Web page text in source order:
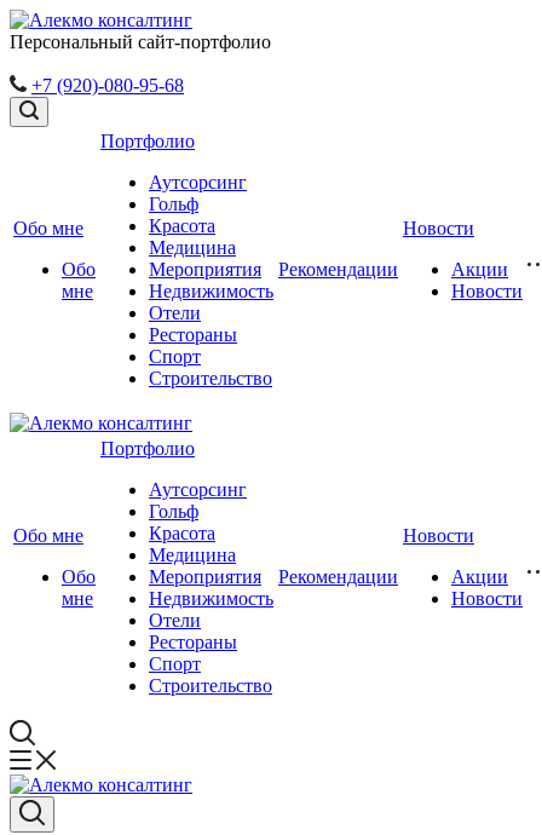
Персональный сайт-портфолио
+7 (920)-080-95-68
Обо мне
Обо
мне
Портфолио
Аутсорсинг
Гольф
Красота
Медицина
Мероприятия
Недвижимость
Отели
Рестораны
Спорт
Строительство
Рекомендации
Новости
Акции
Новости
Обо мне
Обо
мне
Портфолио
Аутсорсинг
Гольф
Красота
Медицина
Мероприятия
Недвижимость
Отели
Рестораны
Спорт
Строительство
Рекомендации
Новости
Акции
Новости